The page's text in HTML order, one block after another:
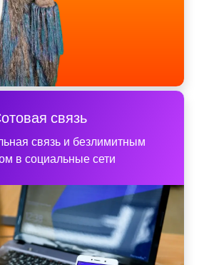
связь
связь и безлимитным
в социальные сети